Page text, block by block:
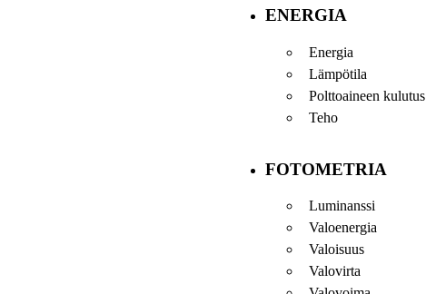
ENERGIA
Energia
Lämpötila
Polttoaineen kulutus
Teho
FOTOMETRIA
Luminanssi
Valoenergia
Valoisuus
Valovirta